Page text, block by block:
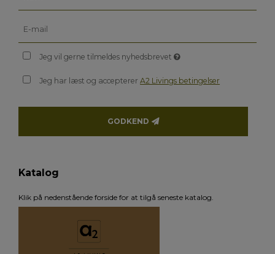
Jeg vil gerne tilmeldes nyhedsbrevet
Jeg har læst og acceptererA2 Livings betingelser
GODKEND
Katalog
Klik på nedenstående forside for at tilgå seneste katalog.